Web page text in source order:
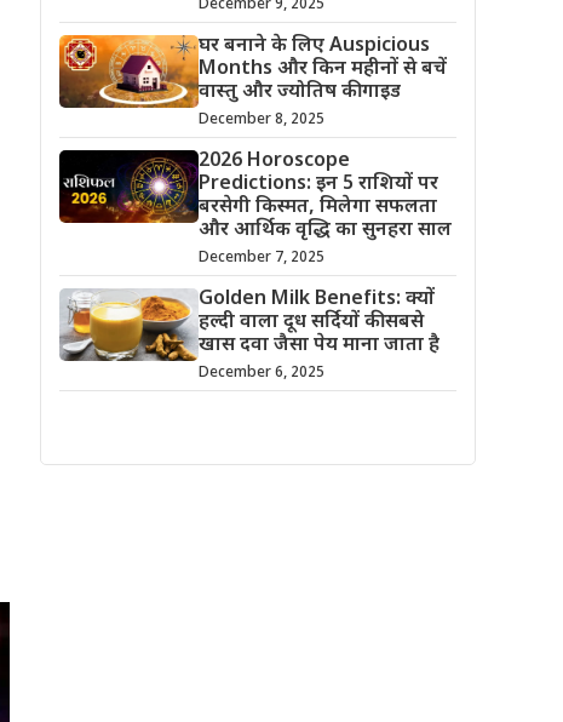
घर बनाने के लिए Auspicious
Months और किन महीनों से बचें
वास्तु और ज्योतिष की गाइड
December 8, 2025
2026 Horoscope
Predictions: इन 5 राशियों पर
बरसेगी किस्मत, मिलेगा सफलता
और आर्थिक वृद्धि का सुनहरा साल
December 7, 2025
Golden Milk Benefits: क्यों
हल्दी वाला दूध सर्दियों की सबसे
खास दवा जैसा पेय माना जाता है
December 6, 2025